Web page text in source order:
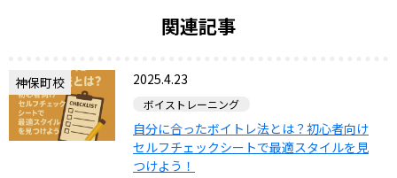
関連記事
神保町校 2025.4.23
ボイストレーニング
自分に合ったボイトレ法とは？初心者向け
セルフチェックシートで最適スタイルを見
つけよう！